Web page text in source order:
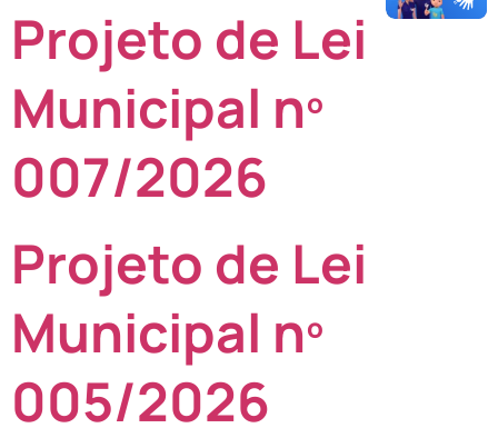
Projeto de Lei
Municipal nº
007/2026
Projeto de Lei
Municipal nº
005/2026